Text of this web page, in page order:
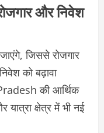
रोजगार और निवेश
जाएंगे, जिससे रोजगार
को बढ़ावा
की आर्थिक
यात्रा क्षेत्र में भी नई